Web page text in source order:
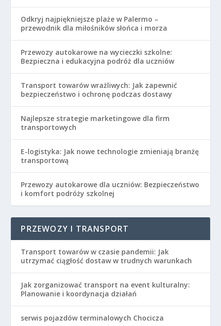
Odkryj najpiękniejsze plaże w Palermo –
przewodnik dla miłośników słońca i morza
Przewozy autokarowe na wycieczki szkolne:
Bezpieczna i edukacyjna podróż dla uczniów
Transport towarów wrażliwych: Jak zapewnić
bezpieczeństwo i ochronę podczas dostawy
Najlepsze strategie marketingowe dla firm
transportowych
E-logistyka: Jak nowe technologie zmieniają branżę
transportową
Przewozy autokarowe dla uczniów: Bezpieczeństwo
i komfort podróży szkolnej
PRZEWOZY I TRANSPORT
Transport towarów w czasie pandemii: Jak
utrzymać ciągłość dostaw w trudnych warunkach
Jak zorganizować transport na event kulturalny:
Planowanie i koordynacja działań
serwis pojazdów terminalowych Chocicza